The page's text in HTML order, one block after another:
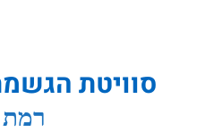
סוויטת
רמת